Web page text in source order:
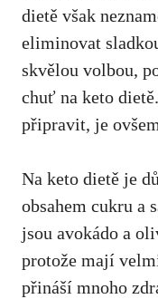
dietě však
⁢eliminovat
skvělou volbou,
chuť na keto
připravit, je
Na keto‍ dietě je
obsahem cukru a
jsou avokádo a⁢
protože⁤ mají
přináší mnoho